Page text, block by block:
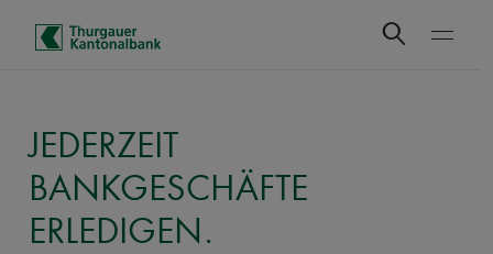
JEDERZEIT
BANKGESCHÄFTE
ERLEDIGEN.